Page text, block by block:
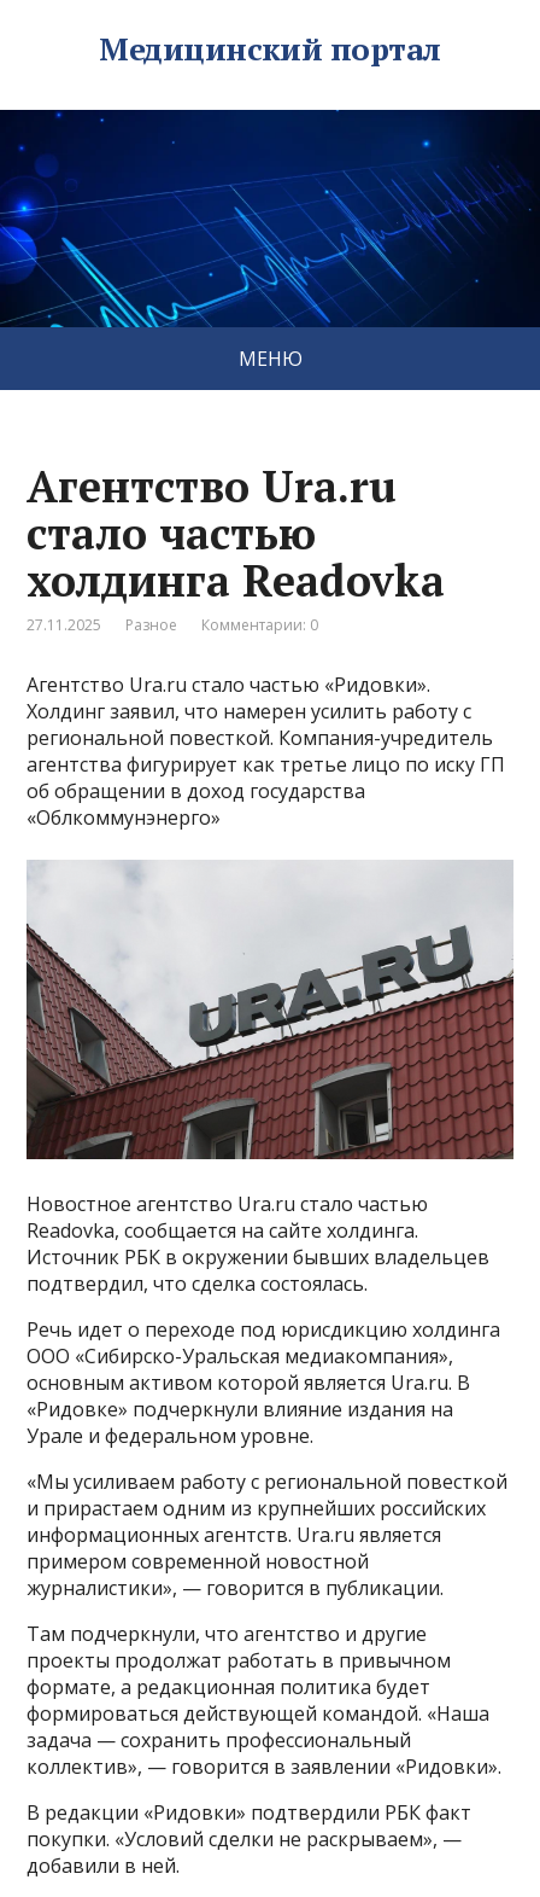
Медицинский портал
МЕНЮ
Агентство Ura.ru
стало частью
холдинга Readovka
27.11.2025 Разное Комментарии: 0
Агентство Ura.ru стало частью «Ридовки».
Холдинг заявил, что намерен усилить работу с
региональной повесткой. Компания-учредитель
агентства фигурирует как третье лицо по иску ГП
об обращении в доход государства
«Облкоммунэнерго»
Новостное агентство Ura.ru стало частью
Readovka, сообщается на сайте холдинга.
Источник РБК в окружении бывших владельцев
подтвердил, что сделка состоялась.
Речь идет о переходе под юрисдикцию холдинга
ООО «Сибирско-Уральская медиакомпания»,
основным активом которой является Ura.ru. В
«Ридовке» подчеркнули влияние издания на
Урале и федеральном уровне.
«Мы усиливаем работу с региональной повесткой
и прирастаем одним из крупнейших российских
информационных агентств. Ura.ru является
примером современной новостной
журналистики», — говорится в публикации.
Там подчеркнули, что агентство и другие
проекты продолжат работать в привычном
формате, а редакционная политика будет
формироваться действующей командой. «Наша
задача — сохранить профессиональный
коллектив», — говорится в заявлении «Ридовки».
В редакции «Ридовки» подтвердили РБК факт
покупки. «Условий сделки не раскрываем», —
добавили в ней.